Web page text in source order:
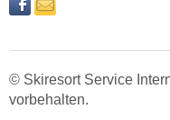
facebooknewsletter
© Skiresort Service
vorbehalten.